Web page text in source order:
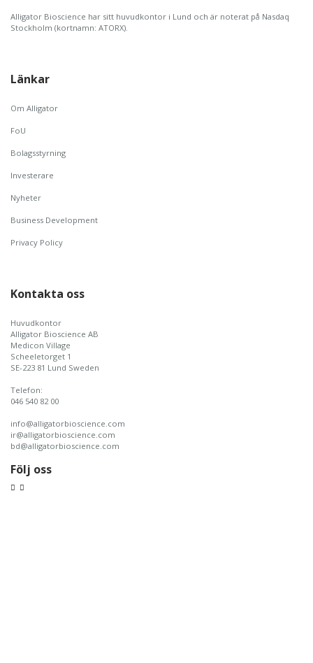
Alligator Bioscience har sitt huvudkontor i Lund och är noterat på Nasdaq
Stockholm (kortnamn: ATORX).
Länkar
Om Alligator
FoU
Bolagsstyrning
Investerare
Nyheter
Business Development
Privacy Policy
Kontakta oss
Huvudkontor
Alligator Bioscience AB
Medicon Village
Scheeletorget 1
SE-223 81 Lund Sweden
Telefon:
046 540 82 00
info@alligatorbioscience.com
ir@alligatorbioscience.com
bd@alligatorbioscience.com
Följ oss